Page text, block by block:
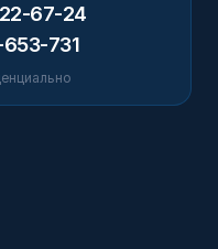
67-24
731